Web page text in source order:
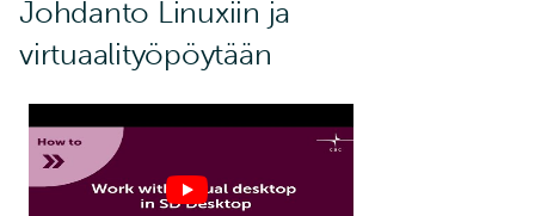
Johdanto Linuxiin ja
virtuaalityöpöytään